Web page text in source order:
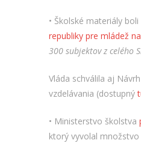
• Školské materiály
republiky pre mládež
300 subjektov z celého
Vláda schválila aj
vzdelávania (dostupný
• Ministerstvo školstva
ktorý vyvolal